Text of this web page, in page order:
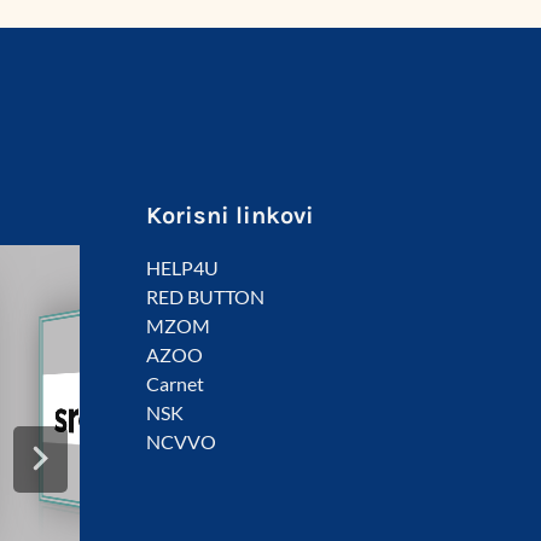
Korisni linkovi
HELP4U
RED BUTTON
MZOM
AZOO
Carnet
NSK
NCVVO